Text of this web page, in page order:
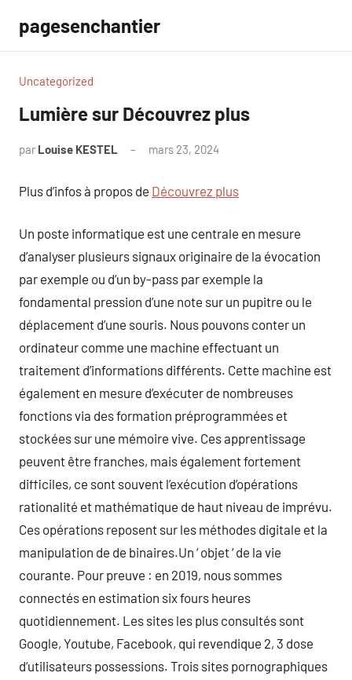
contenu
pagesenchantier
Uncategorized
Lumière sur Découvrez plus
par Louise KESTEL mars 23, 2024
Plus d’infos à propos de Découvrez plus
Un poste informatique est une centrale en mesure
d’analyser plusieurs signaux originaire de la évocation
par exemple ou d’un by-pass par exemple la
fondamental pression d’une note sur un pupitre ou le
déplacement d’une souris. Nous pouvons conter un
ordinateur comme une machine effectuant un
traitement d’informations différents. Cette machine est
également en mesure d’exécuter de nombreuses
fonctions via des formation préprogrammées et
stockées sur une mémoire vive. Ces apprentissage
peuvent être franches, mais également fortement
difficiles, ce sont souvent l’exécution d’opérations
rationalité et mathématique de haut niveau de imprévu.
Ces opérations reposent sur les méthodes digitale et la
manipulation de de binaires.Un ‘ objet ‘ de la vie
courante. Pour preuve : en 2019, nous sommes
connectés en estimation six fours heures
quotidiennement. Les sites les plus consultés sont
Google, Youtube, Facebook, qui revendique 2, 3 dose
d’utilisateurs possessions. Trois sites pornographiques